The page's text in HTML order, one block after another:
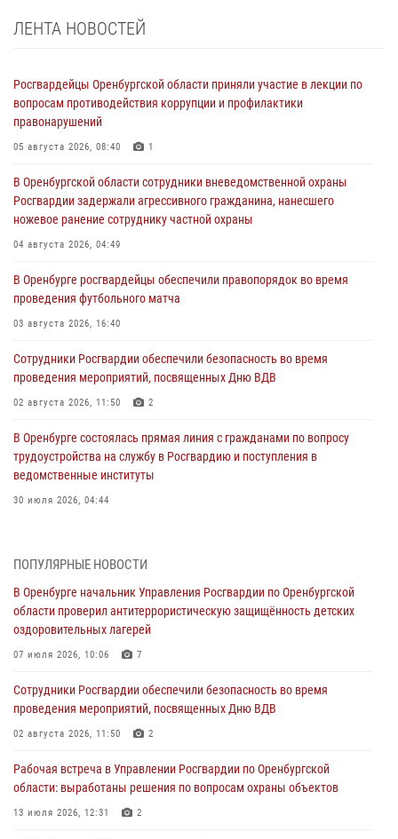
ЛЕНТА НОВОСТЕЙ
Росгвардейцы Оренбургской области приняли участие в лекции по
вопросам противодействия коррупции и профилактики
правонарушений
05 августа 2026, 08:40 1
В Оренбургской области сотрудники вневедомственной охраны
Росгвардии задержали агрессивного гражданина, нанесшего
ножевое ранение сотруднику частной охраны
04 августа 2026, 04:49
В Оренбурге росгвардейцы обеспечили правопорядок во время
проведения футбольного матча
03 августа 2026, 16:40
Сотрудники Росгвардии обеспечили безопасность во время
проведения мероприятий, посвященных Дню ВДВ
02 августа 2026, 11:50 2
В Оренбурге состоялась прямая линия с гражданами по вопросу
трудоустройства на службу в Росгвардию и поступления в
ведомственные институты
30 июля 2026, 04:44
28 июля 2026, 09:41 1
Росгвардейцы обеспечили правопорядок на праздновании Дня
ВМФ в Оренбурге
27 июля 2026, 14:36 2
жизненной ситуации (ВИДЕО)
26 июля 2026, 14:45
образовательных учреждений к новому учебному году
24 июля 2026, 12:25
ПОПУЛЯРНЫЕ НОВОСТИ
В Оренбурге начальник Управления Росгвардии по Оренбургской
области проверил антитеррористическую защищённость детских
оздоровительных лагерей
07 июля 2026, 10:06 7
Сотрудники Росгвардии обеспечили безопасность во время
проведения мероприятий, посвященных Дню ВДВ
02 августа 2026, 11:50 2
Рабочая встреча в Управлении Росгвардии по Оренбургской
области: выработаны решения по вопросам охраны объектов
13 июля 2026, 12:31 2